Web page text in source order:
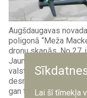
Augšdaugavas
poligonā “Meža
dronu skaņās. No
Jaunsardzes centra
valsts aizsardzības
desmit dienu laikā
gan to taktisko...
Lai šī tīmekļa